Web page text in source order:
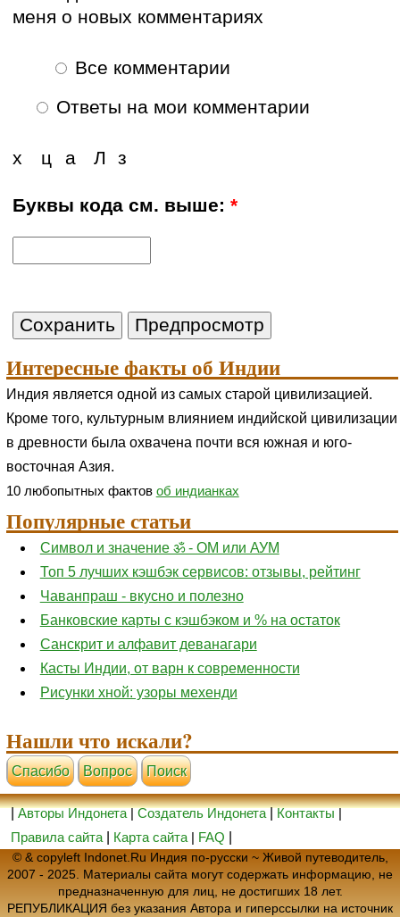
меня о новых комментариях
Все комментарии
Ответы на мои комментарии
ц
х Л
а з
Буквы кода см. выше:*
Интересные факты об Индии
Индия является одной из самых старой цивилизацией.
Кроме того, культурным влиянием индийской цивилизации
в древности была охвачена почти вся южная и юго-
восточная Азия.
10 любопытных фактов об индианках
Популярные статьи
Символ и значение ॐ - ОМ или АУМ
Топ 5 лучших кэшбэк сервисов: отзывы, рейтинг
Чаванпраш - вкусно и полезно
Банковские карты с кэшбэком и % на остаток
Санскрит и алфавит деванагари
Касты Индии, от варн к современности
Рисунки хной: узоры мехенди
Нашли что искали?
Cпасибо Вопрос Поиск
|Авторы Индонета|Создатель Индонета|Контакты|
Правила сайта
Карта сайта | FAQ
© & copyleft Indonet.Ru Индия по-русски ~ Живой путеводитель,
2007 - 2025. Материалы сайта могут содержать информацию, не
предназначенную для лиц, не достигших 18 лет.
РЕПУБЛИКАЦИЯ без указания Автора и гиперссылки на источник